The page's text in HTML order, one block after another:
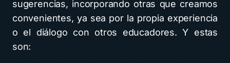
sugerencias, incorporando otras que creamos
convenientes, ya sea por la propia experiencia
o el diálogo con otros educadores. Y estas
son: